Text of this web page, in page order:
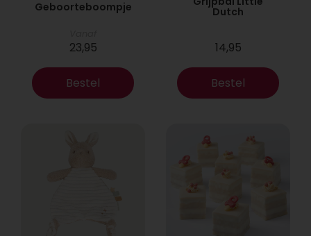
Geboorteboompje
23,95
Bestel
Dutch
14,95
Bestel